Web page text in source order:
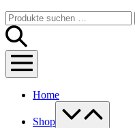
Suche-
Schalter
Suchen
nach:
Menü-
Schalter
Home
Shop
Menü-
Schalter